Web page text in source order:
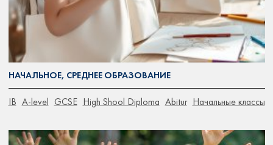
НАЧАЛЬНОЕ, СРЕДНЕЕ ОБРАЗОВАНИЕ
IB A-level GCSE High Shool Diploma Abitur Начальные классы